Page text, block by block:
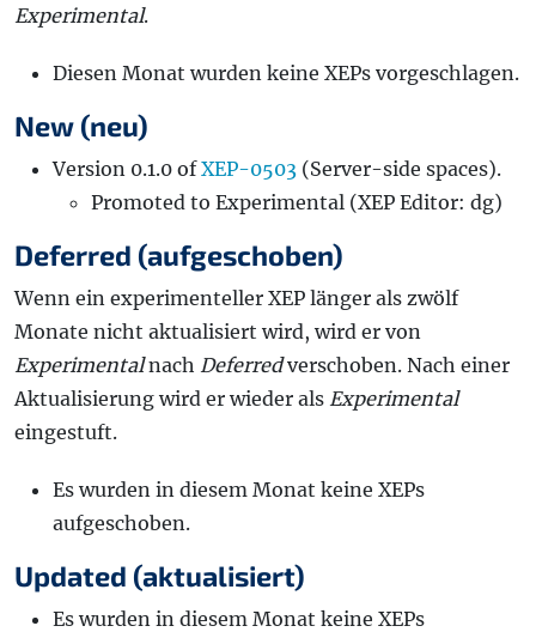
Experimental.
Diesen Monat wurden keine XEPs vorgeschlagen.
New (neu)
Version 0.1.0 ofXEP-0503 (Server-side spaces).
Promoted to Experimental (XEP Editor: dg)
Deferred (aufgeschoben)
Wenn ein experimenteller XEP länger als zwölf
Monate nicht aktualisiert wird, wird er von
Experimentalnach Deferredverschoben. Nach einer
Aktualisierung wird er wieder als Experimental
eingestuft.
Es wurden in diesem Monat keine XEPs
aufgeschoben.
Updated (aktualisiert)
Es wurden in diesem Monat keine XEPs